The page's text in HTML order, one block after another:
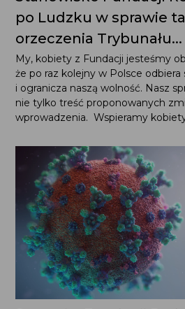
po Ludzku w sprawie
orzeczenia Trybunału...
My, kobiety z Fundacji jesteśmy
że po raz kolejny w Polsce odbiera
i ogranicza naszą wolność. Nasz
nie tylko treść proponowanych
wprowadzenia. Wspieramy